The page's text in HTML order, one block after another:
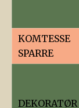
KOMTESSE
SPARRE
DEKORATØR